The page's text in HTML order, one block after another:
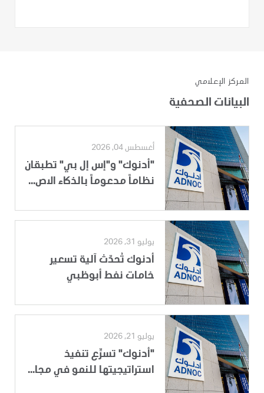
المركز الإعلامي
البيانات الصحفية
أغسطس 04, 2026
"أدنوك" و"إس إل بي" تطبقان
نظاماً مدعوماً بالذكاء الاص...
يوليو 31, 2026
أدنوك تُحدّث آلية تسعير
خامات نفط أبوظبي
يوليو 21, 2026
"أدنوك" تسرِّع تنفيذ
استراتيجيتها للنمو في مجا...